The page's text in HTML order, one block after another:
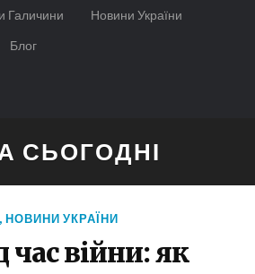
Галичини
Новини України
Блог
СЬОГОДНІ
,НОВИНИ УКРАЇНИ
час війни: як